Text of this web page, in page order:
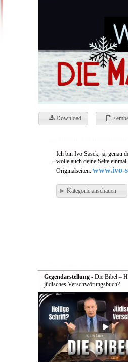
Download
Ich bin Ivo Sasek, ja, genau
wolle auch deine Seite
Originalseiten. www.ivo-
Kategorie anschauen
Gegendarstellung- Die Bibel –
jüdisches Verschwörungsbuch?